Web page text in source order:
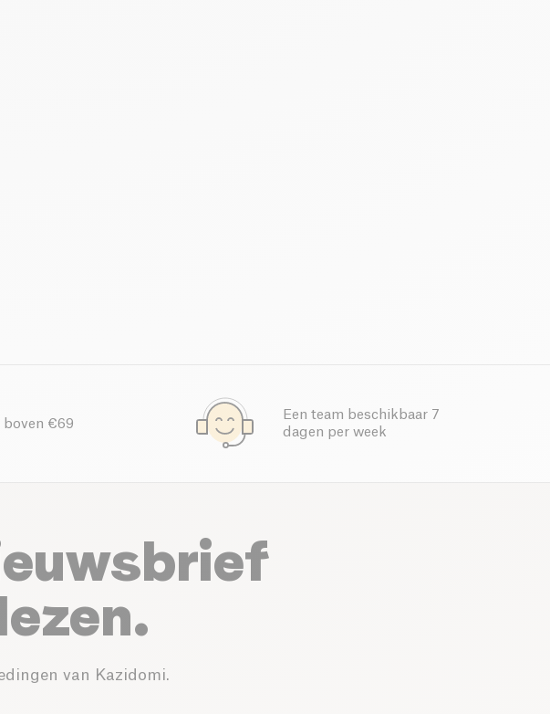
€69
Een team beschikbaar 7
dagen per week
van Kazidomi.